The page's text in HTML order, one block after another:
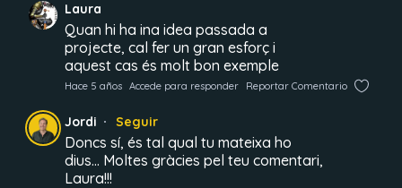
Laura
Quan hi ha ina idea passada a
projecte, cal fer un gran esforç i
aquest cas és molt bon exemple
Hace 5 años Accede para responder Reportar Comentario
Jordi Seguir
Doncs sí, és tal qual tu mateixa ho
dius… Moltes gràcies pel teu comentari,
Laura!!!